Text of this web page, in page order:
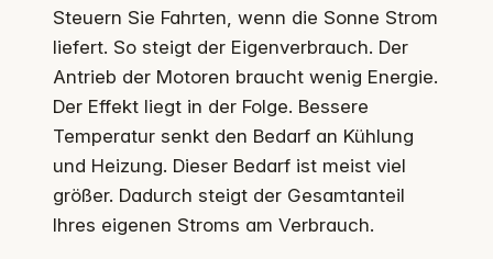
Steuern Sie Fahrten, wenn die Sonne Strom
liefert. So steigt der Eigenverbrauch. Der
Antrieb der Motoren braucht wenig Energie.
Der Effekt liegt in der Folge. Bessere
Temperatur senkt den Bedarf an Kühlung
und Heizung. Dieser Bedarf ist meist viel
größer. Dadurch steigt der Gesamtanteil
Ihres eigenen Stroms am Verbrauch.